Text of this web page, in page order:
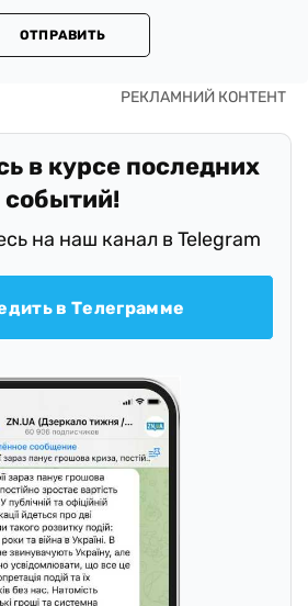
ОТПРАВИТЬ
в курсе последних
событий!
на наш канал в Telegram
в Телеграмме